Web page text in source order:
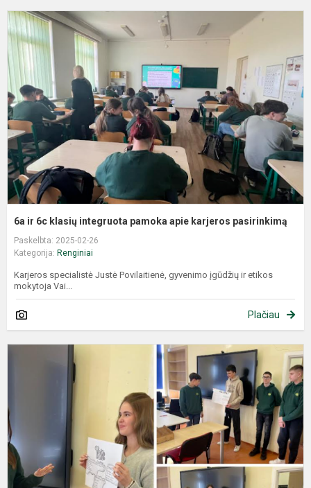
6a ir 6c klasių integruota pamoka apie karjeros pasirinkimą
Paskelbta: 2025-02-26
Kategorija: Renginiai
Karjeros specialistė Justė Povilaitienė, gyvenimo įgūdžių ir etikos
mokytoja Vai...
Plačiau